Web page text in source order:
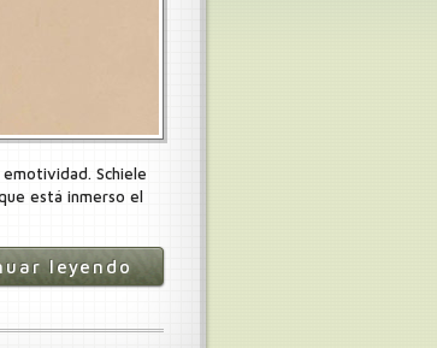
Schiele
está inmerso el
leyendo